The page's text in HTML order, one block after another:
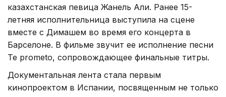
казахстанская певица Жанель Али. Ранее 15-
летняя исполнительница выступила на сцене
вместе с Димашем во время его концерта в
Барселоне. В фильме звучит ее исполнение песни
Te prometo, сопровождающее финальные титры.
Документальная лента стала первым
кинопроектом в Испании, посвященным не только